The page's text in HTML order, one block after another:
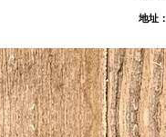
地址：